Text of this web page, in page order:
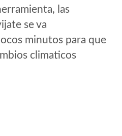
las
se va
minutos para que
climaticos